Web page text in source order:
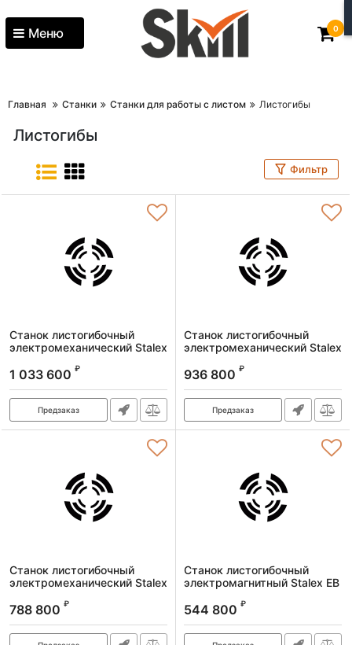
Меню 0
Главная Станки Станки для работы с листом Листогибы
Листогибы
Фильтр
Станок листогибочный
электромеханический Stalex
Артикул: 373313
1 033 600 ₽
Предзаказ
Станок листогибочный
электромеханический Stalex
Артикул: 373312
936 800 ₽
Предзаказ
Станок листогибочный
электромеханический Stalex
Артикул: 373311
788 800 ₽
Станок листогибочный
электромагнитный Stalex EB
Артикул: 373405
544 800 ₽